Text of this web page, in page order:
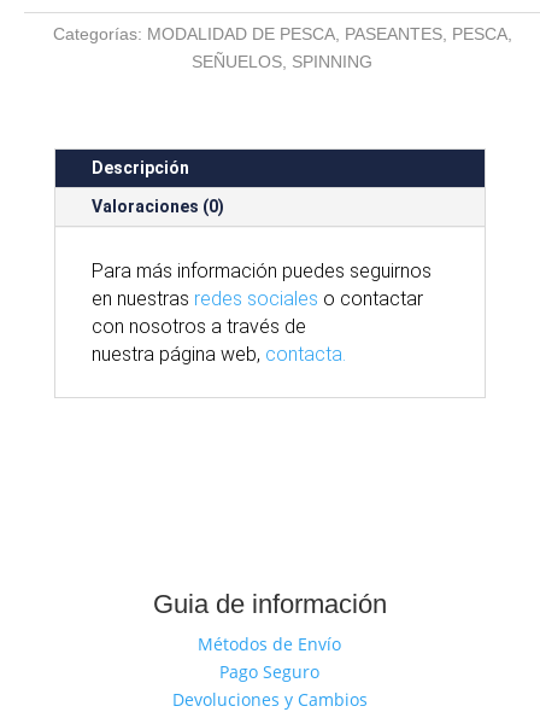
SW
cantidad
Categorías: MODALIDAD DE PESCA, PASEANTES, PESCA,
SEÑUELOS SPINNING
Descripción
Valoraciones (0)
Para más información puedes seguirnos
en nuestras redes sociales o contactar
con nosotros a través de
nuestra página web, contacta.
Guia de información
Métodos de Envío
Pago Seguro
Devoluciones y Cambios